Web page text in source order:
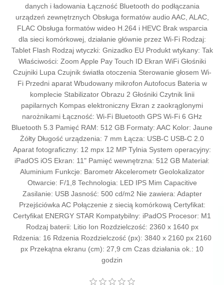
danych i ładowania Łączność Bluetooth do podłączania
urządzeń zewnętrznych Obsługa formatów audio AAC, ALAC,
FLAC Obsługa formatów wideo H.264 i HEVC Brak wsparcia
dla sieci komórkowej, działanie głównie przez Wi-Fi Rodzaj:
Tablet Flash Rodzaj wtyczki: Gnizadko EU Produkt wtykany: Tak
Właściwości: Zoom Apple Pay Touch ID Ekran WiFi Głośniki
Czujniki Lupa Czujnik światła otoczenia Sterowanie głosem Wi-
Fi Przedni aparat Wbudowany mikrofon Autofocus Bateria w
komplecie Stabilizator Obrazu 2 Głośniki Czytnik linii
papilarnych Kompas elektroniczny Ekran z zaokrąglonymi
narożnikami Łączność: Wi-Fi Bluetooth GPS Wi-Fi 6 GHz
Bluetooth 5.3 Pamięć RAM: 512 GB Formaty: AAC Kolor: Jaune
Żółty Długość urządzenia: 7 mm Łącza: USB-C USB-C 2.0
Aparat fotograficzny: 12 mpx 12 MP Tylnia System operacyjny:
iPadOS iOS Ekran: 11" Pamięć wewnętrzna: 512 GB Materiał:
Aluminium Funkcje: Barometr Akcelerometr Geolokalizator
Otwarcie: F/1,8 Technologia: LED IPS Mim Capacitive
Zasilanie: USB Jasność: 500 cd/m2 Nie zawiera: Adapter
Przejściówka AC Połączenie z siecią komórkową Certyfikat:
Certyfikat ENERGY STAR Kompatybilny: iPadOS Procesor: M1
Rodzaj baterii: Litio Ion Rozdzielczość: 2360 x 1640 px
Rdzenia: 16 Rdzenia Rozdzielczość (px): 3840 x 2160 px 2160
px Przekątna ekranu (cm): 27,9 cm Czas działania ok.: 10
godzin